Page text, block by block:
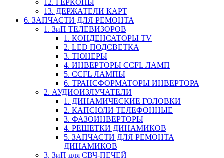
12. ГЕРКОНЫ
13. ДЕРЖАТЕЛИ КАРТ
6. ЗАПЧАСТИ ДЛЯ РЕМОНТА
1. ЗиП ТЕЛЕВИЗОРОВ
1. КОНДЕНСАТОРЫ TV
2. LED ПОДСВЕТКА
3. ТЮНЕРЫ
4. ИНВЕРТОРЫ CCFL ЛАМП
5. CCFL ЛАМПЫ
6. ТРАНСФОРМАТОРЫ ИНВЕРТОРА
2. АУДИОИЗЛУЧАТЕЛИ
1. ДИНАМИЧЕСКИЕ ГОЛОВКИ
2. КАПСЮЛИ ТЕЛЕФОННЫЕ
3. ФАЗОИНВЕРТОРЫ
4. РЕШЕТКИ ДИНАМИКОВ
5. ЗАПЧАСТИ ДЛЯ РЕМОНТА
ДИНАМИКОВ
3. ЗиП для СВЧ-ПЕЧЕЙ